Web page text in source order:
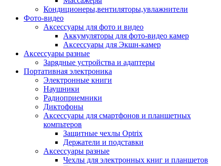
Кондиционеры,вентиляторы,увлажнители
Фото-видео
Аксессуары для фото и видео
Аккумуляторы для фото-видео камер
Аксессуары для Экшн-камер
Аксессуары разные
Зарядные устройства и адаптеры
Портативная электроника
Электронные книги
Наушники
Радиоприемники
Диктофоны
Аксессуары для смартфонов и планшетных
компьтеров
Защитные чехлы Optrix
Держатели и подставки
Аксессуары разные
Чехлы для электронных книг и планшетов